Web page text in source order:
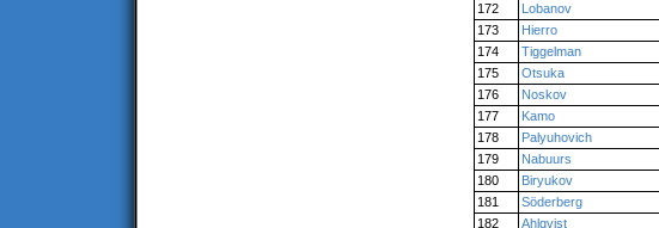
172
Lobanov
173
Hierro
174
Tiggelman
175
Otsuka
176
Noskov
177
Kamo
178
Palyuhovich
179
Nabuurs
180
Biryukov
181
Söderberg
182
Ahlqvist